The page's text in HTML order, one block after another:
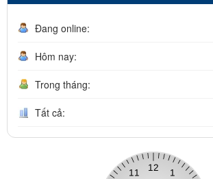
Đang online:
Hôm nay:
Trong tháng:
Tất cả: